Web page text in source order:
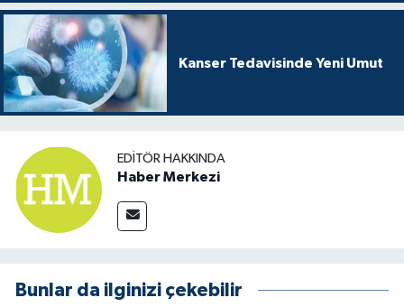
Kanser Tedavisinde Yeni Umut
EDITÖR HAKKINDA
Haber Merkezi
Bunlar da ilginizi çekebilir